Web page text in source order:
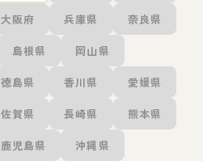
大阪府 兵庫県 奈良県
島根県 岡山県
徳島県 香川県 愛媛県
佐賀県 長崎県 熊本県
鹿児島県 沖縄県